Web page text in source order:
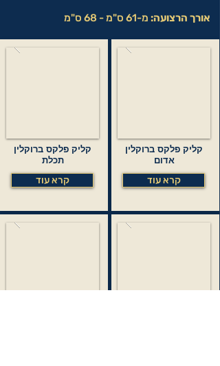
אורך הרצועה: מ-61 ס"מ - 68 ס"מ
קליק פלקס ברוקלין
תכלת
קרא עוד
קליק פלקס ברוקלין
אדום
קרא עוד